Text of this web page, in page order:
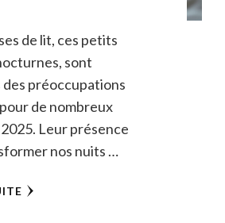
de lit, ces petits
sont
des préoccupations
de nombreux
Leur présence
nos nuits …